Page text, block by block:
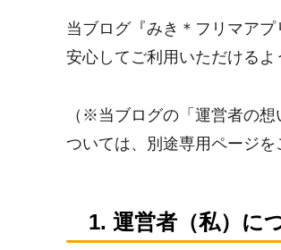
当ブログ『みき＊フリマア
安心してご利用いただけるよ
（※当ブログの「運営者の
ついては、別途専用ページを
1. 運営者（私）に